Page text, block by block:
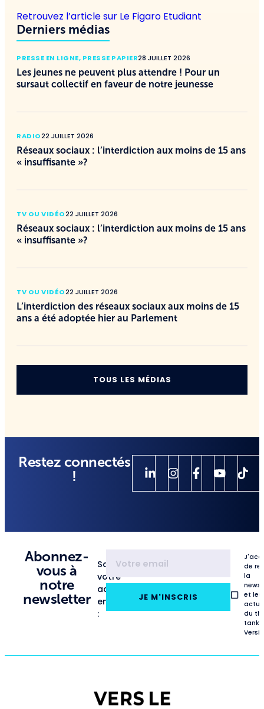
Retrouvez l’article sur Le Figaro Etudiant
Derniers médias
PRESSE EN LIGNE, PRESSE PAPIER28 JUILLET 2026
Les jeunes ne peuvent plus attendre ! Pour un
sursaut collectif en faveur de notre jeunesse
RADIO22 JUILLET 2026
Réseaux sociaux : l’interdiction aux moins de 15 ans
« insuffisante »?
TV OU VIDÉO22 JUILLET 2026
Réseaux sociaux : l’interdiction aux moins de 15 ans
« insuffisante »?
TV OU VIDÉO22 JUILLET 2026
L’interdiction des réseaux sociaux aux moins de 15
ans a été adoptée hier au Parlement
TOUS LES MÉDIAS
Restez connectés
!
Abonnez-
vous à
notre
newsletter
Saisissez
votre
adresse
email
:
JE M'INSCRIS
de
la
et les
du
tank